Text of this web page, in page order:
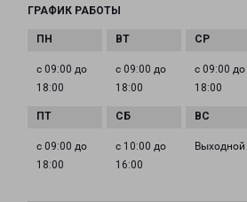
ГРАФИК РАБОТЫ
с 09:00 до
18:00
с 09:00 до
18:00
с 09:00 до
18:00
с 09:00 до
18:00
с 10:00 до
16:00
Выходной